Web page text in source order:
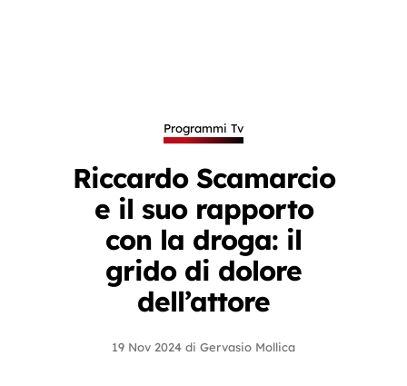
Programmi Tv
Riccardo Scamarcio
e il suo rapporto
con la droga: il
grido di dolore
dell’attore
19 Nov 2024 di Gervasio Mollica